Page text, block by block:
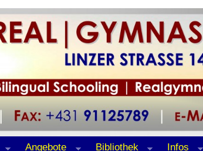
Angebote Bibliothek Infos